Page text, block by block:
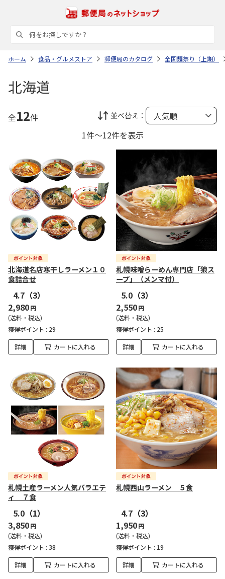
ホーム 食品・グルメストア 郵便局のカタログ 全国麺祭り（上期）
北海道
全12件 並べ替え：
1件～12件を表示
北海道名店寒干しラーメン１０
食詰合せ
4.7 （3）
2,980円
(送料・税込)
獲得ポイント : 29
詳細 カートに入れる
札幌味噌らーめん専門店「狼ス
ープ」（メンマ付）
5.0 （3）
2,550円
(送料・税込)
獲得ポイント : 25
詳細 カートに入れる
札幌土産ラーメン人気バラエテ
ィ ７食
5.0 （1）
3,850円
(送料・税込)
獲得ポイント : 38
詳細 カートに入れる
札幌西山ラーメン ５食
4.7 （3）
1,950円
(送料・税込)
獲得ポイント : 19
詳細 カートに入れる